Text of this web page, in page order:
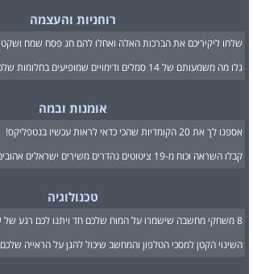
רוחניות והעצמה
שלחו ליקיריכם את הברכות האלה ואחלו להם חג פסח שמח ושקט
גלו מה משמעותם של 14 סמלים ודימויים שמופיעים בחלומות שלכם
אומנות ובמה
אספנו לך את 20 הקומדיות שהכי כדאי לראות עכשיו בנטפליקס!
קבלו השראה וכוח מ-19 ציטוטים נהדרים משירים ישראלים אהובים
טכנולוגיה
8 משחקי מחשבה שישמרו על המוח שלכם חד ויתנו לכם רגע של שקט
השינוי הקטן למסכי הטלפון והמחשב שיכול להגן על הראייה שלכם